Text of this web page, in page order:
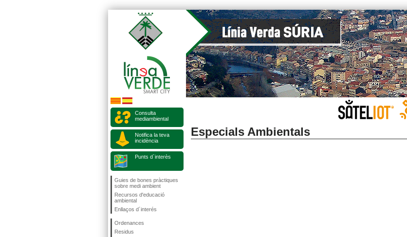
Consulta
mediambiental
Notifica la teva
incidència
Punts d`interès
Guies de bones pràctiques
sobre medi ambient
Recursos d'educació
ambiental
Enllaços d´interés
Ordenances
Residus
Especials Ambientals